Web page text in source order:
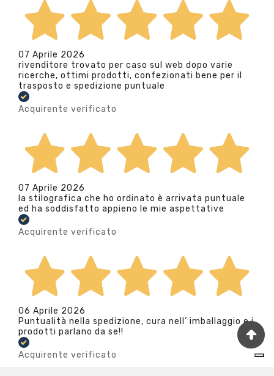
07 Aprile 2026
rivenditore trovato per caso sul web dopo varie
ricerche, ottimi prodotti, confezionati bene per il
trasposto e spedizione puntuale
Acquirente verificato
07 Aprile 2026
la stilografica che ho ordinato è arrivata puntuale
ed ha soddisfatto appieno le mie aspettative
Acquirente verificato
06 Aprile 2026
Puntualità nella spedizione, cura nell’ imballaggio e i
prodotti parlano da se!!
Acquirente verificato